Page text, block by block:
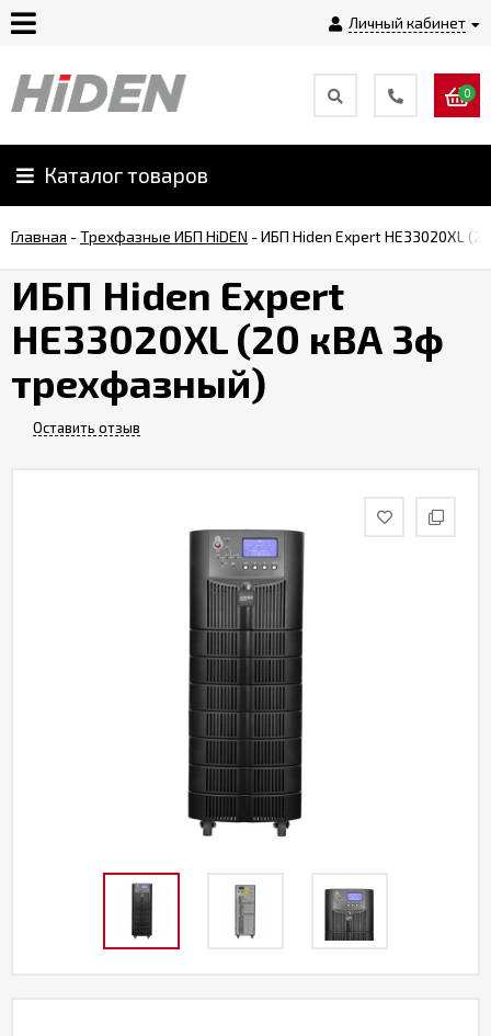
Личный кабинет
Главная
О
Оплата
Монтаж
0
Каталог товаров
Главная -Трехфазные ИБП HiDEN -ИБП Hiden Expert HE33020XL
ИБП Hiden Expert
HE33020XL (20 кВА 3ф
трехфазный)
Оставить отзыв